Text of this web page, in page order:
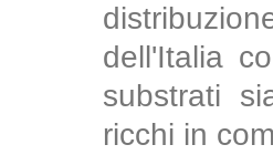
dell'Italia
substrati
ricchi in